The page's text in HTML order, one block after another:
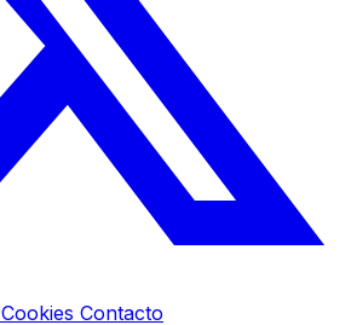
Cookies Contacto